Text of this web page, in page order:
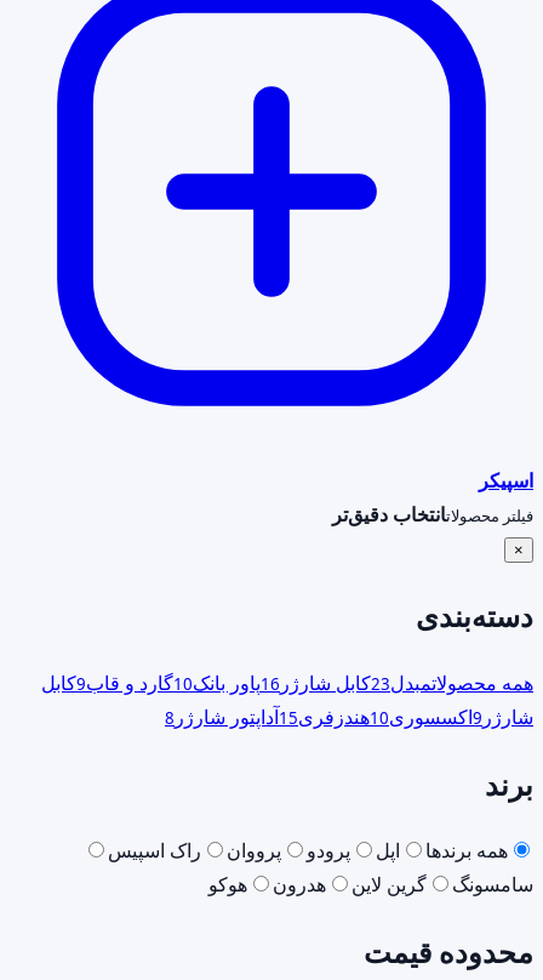
اسپیکر
فیلتر محصولاتانتخاب دقیق‌تر
×
دسته‌بندی
همه محصولاتمبدل23کابل شارژر 16پاور بانک10گارد و قاب9کابل
شارژر 9اکسسوری10هندزفری15آداپتور شارژر 8
برند
همه برندها اپل پرودو پرووان
راک اسپیس
سامسونگ
گرین لاین هدرون هوکو
محدوده قیمت